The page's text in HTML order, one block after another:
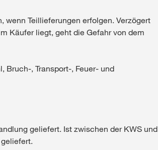
wenn Teillieferungen erfolgen. Verzögert
Käufer liegt, geht die Gefahr von dem
Bruch-, Transport-, Feuer- und
geliefert. Ist zwischen der KWS und